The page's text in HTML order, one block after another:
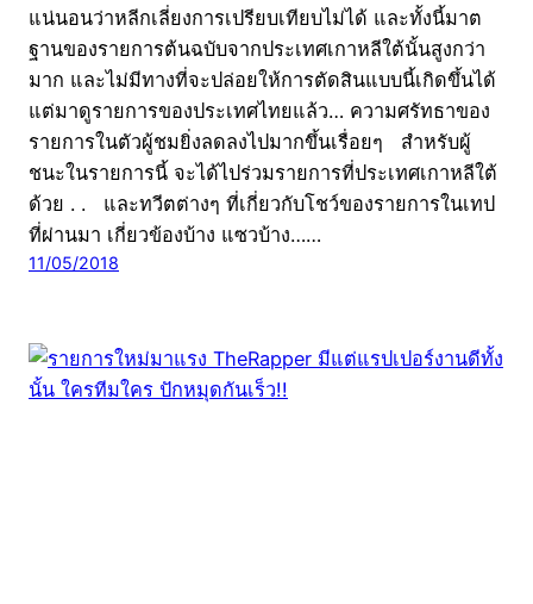
แน่นอนว่าหลีกเลี่ยงการเปรียบเทียบไม่ได้ และทั้งนี้มาต
ฐานของรายการต้นฉบับจากประเทศเกาหลีใต้นั้นสูงกว่า
มาก และไม่มีทางที่จะปล่อยให้การตัดสินแบบนี้เกิดขึ้นได้
แต่มาดูรายการของประเทศไทยแล้ว… ความศรัทธาของ
รายการในตัวผู้ชมยิ่งลดลงไปมากขึ้นเรื่อยๆ สำหรับผู้
ชนะในรายการนี้ จะได้ไปร่วมรายการที่ประเทศเกาหลีใต้
ด้วย . . และทวีตต่างๆ ที่เกี่ยวกับโชว์ของรายการในเทป
ที่ผ่านมา เกี่ยวข้องบ้าง แซวบ้าง……
11/05/2018